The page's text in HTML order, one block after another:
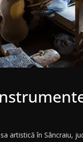
artistică în Sâncraiu,